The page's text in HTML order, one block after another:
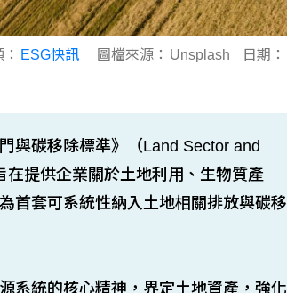
ESG快訊 圖檔來源： Unsplash
日期：
與碳移除標準》（Land Sector and
提供企業關於土地利用、生物質產
首套可系統性納入土地相關排放與碳移
系統的核心精神，界定土地資產，強化